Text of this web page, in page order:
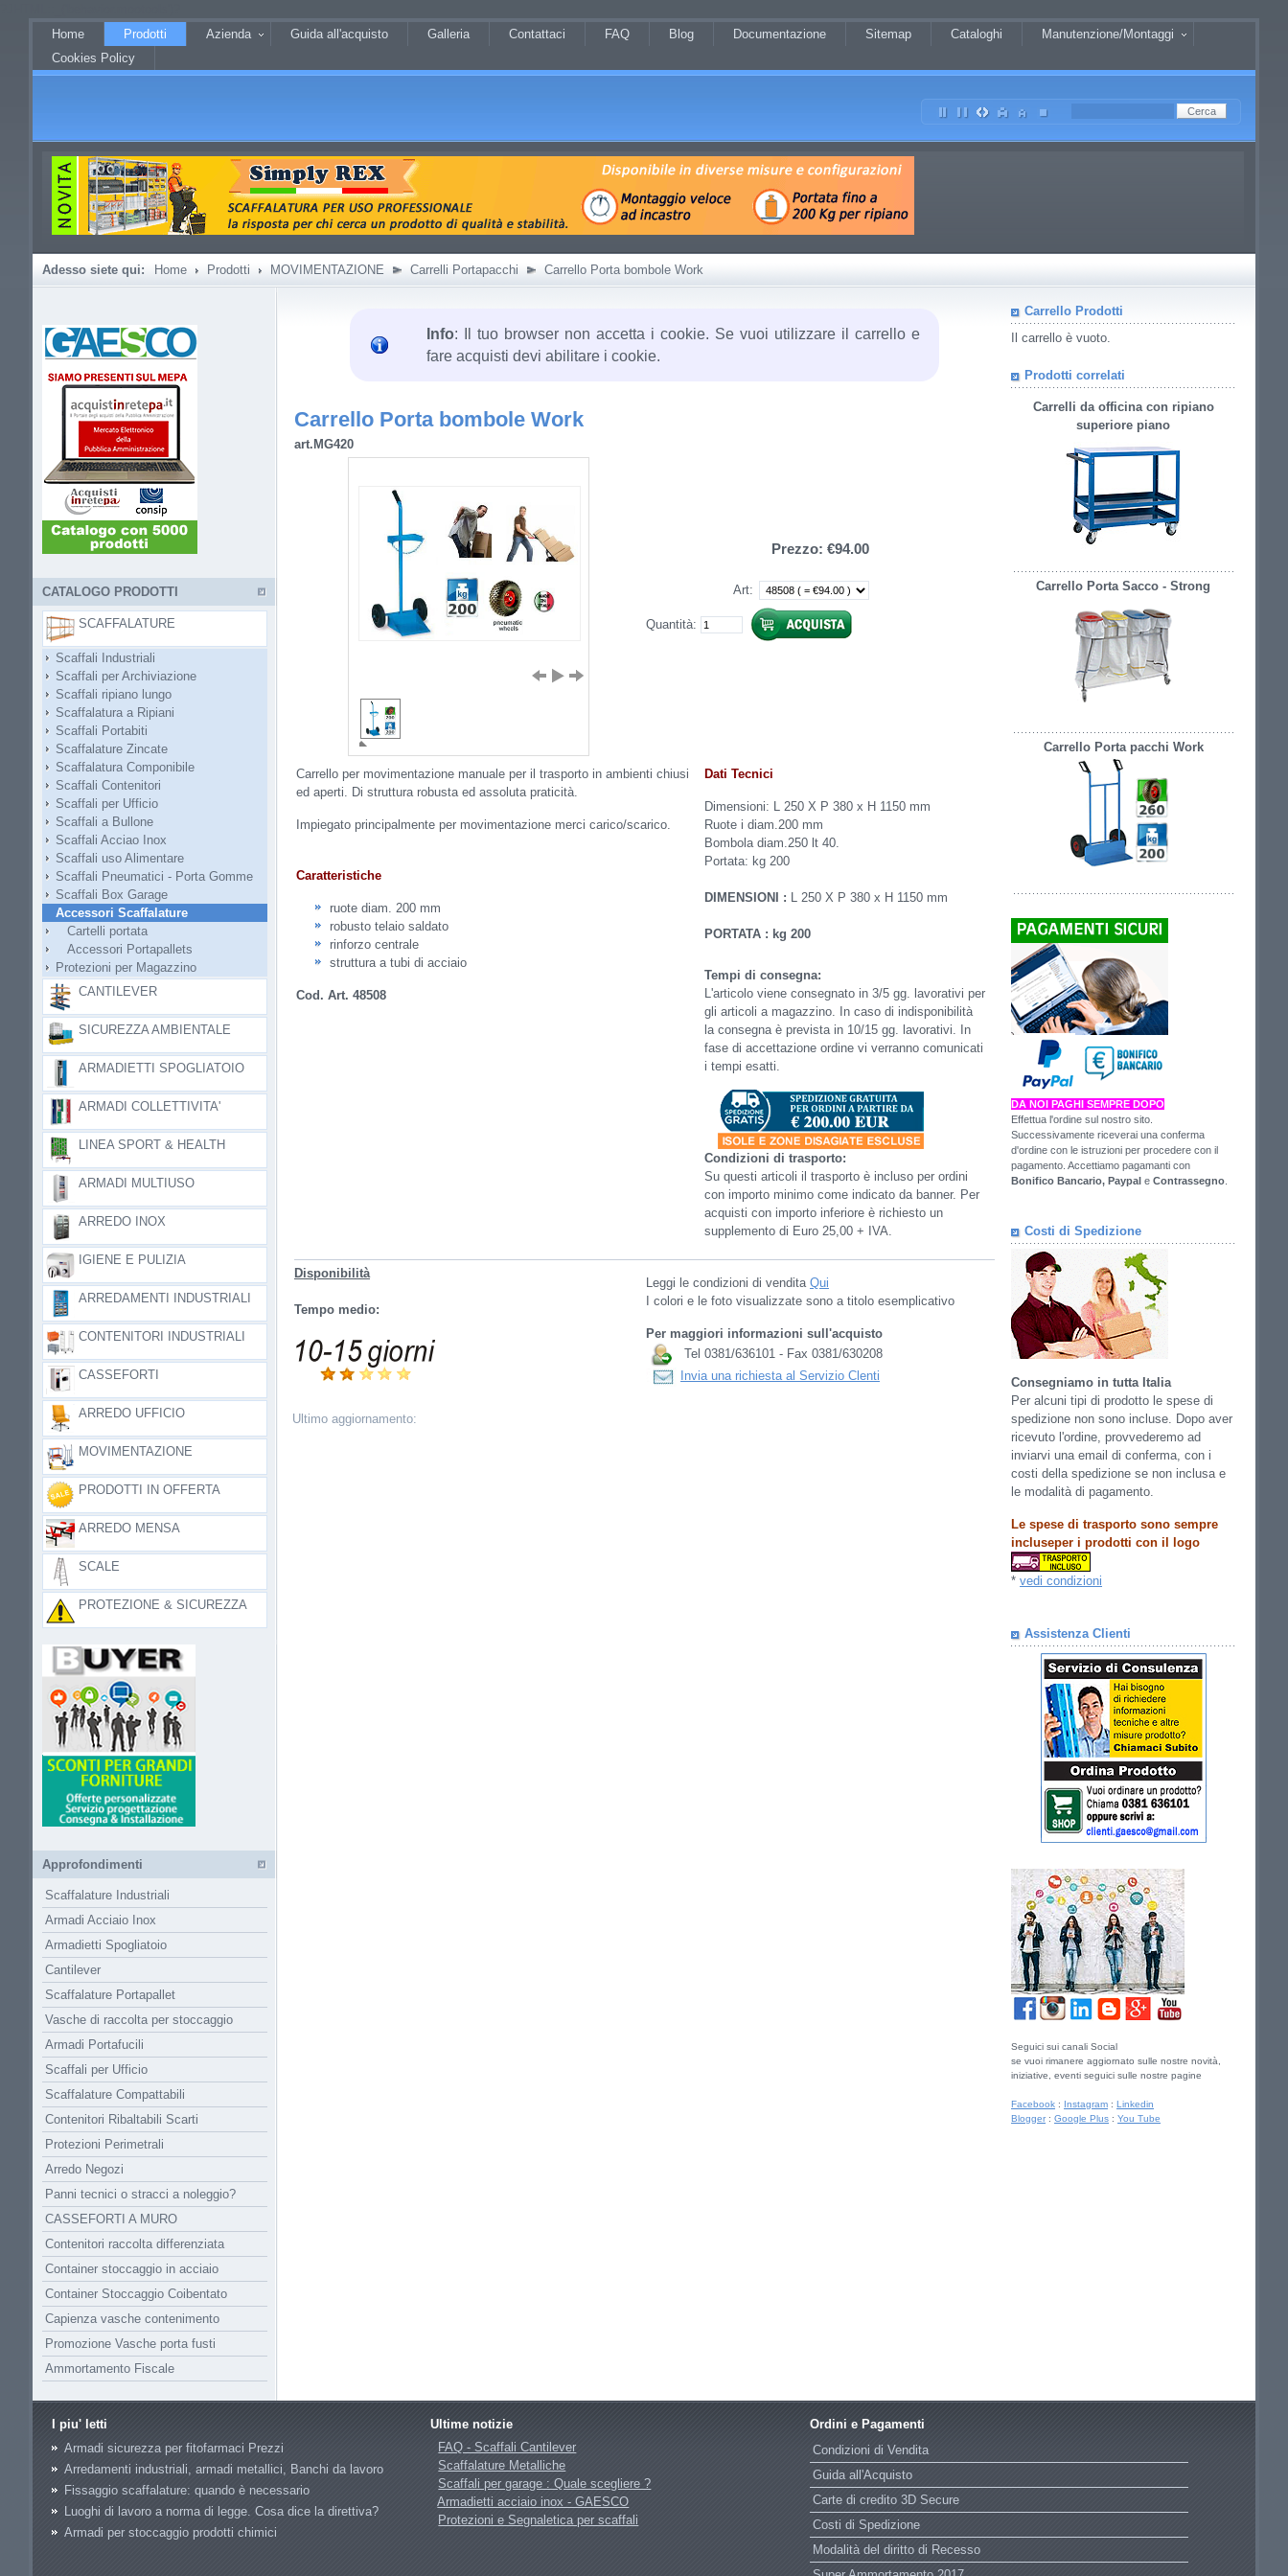
Home
Prodotti Azienda Guida all'acquisto Galleria Contattaci FAQ Blog Documentazione Sitemap Cataloghi
Manutenzione/Montaggi
Cookies Policy
Adesso siete qui: Home Prodotti MOVIMENTAZIONE Carrelli Portapacchi Carrello Porta bombole Work
Info: Il tuo browser non accetta i cookie. Se vuoi utilizzare il carrello e
fare acquisti devi abilitare i cookie.
Carrello Porta bombole Work
art.MG420
Prezzo: €94.00
Art:
Quantità:
Carrello per movimentazione manuale per il trasporto in ambienti chiusi
ed aperti. Di struttura robusta ed assoluta praticità.
Impiegato principalmente per movimentazione merci carico/scarico.
Caratteristiche
ruote diam. 200 mm
robusto telaio saldato
rinforzo centrale
struttura a tubi di acciaio
Cod. Art. 48508
Dati Tecnici
Dimensioni: L 250 X P 380 x H 1150 mm
Ruote i diam.200 mm
Bombola diam.250 lt 40.
Portata: kg 200
DIMENSIONI : L 250 X P 380 x H 1150 mm
PORTATA : kg 200
Tempi di consegna:
L'articolo viene consegnato in 3/5 gg. lavorativi per
gli articoli a magazzino. In caso di indisponibilità
la consegna è prevista in 10/15 gg. lavorativi. In
fase di accettazione ordine vi verranno comunicati
i tempi esatti.
Condizioni di trasporto:
Su questi articoli il trasporto è incluso per ordini
con importo minimo come indicato da banner. Per
acquisti con importo inferiore è richiesto un
supplemento di Euro 25,00 + IVA.
Disponibilità
Tempo medio:
Leggi le condizioni di vendita Qui
I colori e le foto visualizzate sono a titolo esemplicativo
Per maggiori informazioni sull'acquisto
Tel 0381/636101 - Fax 0381/630208
Invia una richiesta al Servizio Clenti
Ultimo aggiornamento:
CATALOGO PRODOTTI
SCAFFALATURE
Scaffali Industriali
Scaffali per Archiviazione
Scaffali ripiano lungo
Scaffalatura a Ripiani
Scaffali Portabiti
Scaffalature Zincate
Scaffalatura Componibile
Scaffali Contenitori
Scaffali per Ufficio
Scaffali a Bullone
Scaffali Acciao Inox
Scaffali uso Alimentare
Scaffali Pneumatici - Porta Gomme
Scaffali Box Garage
Accessori Scaffalature
Cartelli portata
Accessori Portapallets
Protezioni per Magazzino
CANTILEVER
SICUREZZA AMBIENTALE
ARMADIETTI SPOGLIATOIO
ARMADI COLLETTIVITA'
LINEA SPORT & HEALTH
ARMADI MULTIUSO
ARREDO INOX
IGIENE E PULIZIA
ARREDAMENTI INDUSTRIALI
CONTENITORI INDUSTRIALI
CASSEFORTI
ARREDO UFFICIO
MOVIMENTAZIONE
PRODOTTI IN OFFERTA
ARREDO MENSA
SCALE
PROTEZIONE & SICUREZZA
Approfondimenti
Scaffalature Industriali
Armadi Acciaio Inox
Armadietti Spogliatoio
Cantilever
Scaffalature Portapallet
Vasche di raccolta per stoccaggio
Armadi Portafucili
Scaffali per Ufficio
Scaffalature Compattabili
Contenitori Ribaltabili Scarti
Protezioni Perimetrali
Arredo Negozi
Panni tecnici o stracci a noleggio?
CASSEFORTI A MURO
Contenitori raccolta differenziata
Container stoccaggio in acciaio
Container Stoccaggio Coibentato
Capienza vasche contenimento
Promozione Vasche porta fusti
Ammortamento Fiscale
Carrello Prodotti
Il carrello è vuoto.
Prodotti correlati
Carrelli da officina con ripiano
superiore piano
Carrello Porta Sacco - Strong
Carrello Porta pacchi Work
DA NOI PAGHI SEMPRE DOPO
Effettua l'ordine sul nostro sito.
Successivamente riceverai una conferma
d'ordine con le istruzioni per procedere con il
pagamento. Accettiamo pagamanti con
Bonifico Bancario, PaypaleContrassegno
Costi di Spedizione
Consegniamo in tutta Italia
Per alcuni tipi di prodotto le spese di
spedizione non sono incluse. Dopo aver
ricevuto l'ordine, provvederemo ad
inviarvi una email di conferma, con i
costi della spedizione se non inclusa e
le modalità di pagamento.
Le spese di trasporto sono sempre
incluseper i prodotti con il logo
*vedi condizioni
Assistenza Clienti
Seguici sui canali Social
se vuoi rimanere aggiornato sulle nostre novità,
iniziative, eventi seguici sulle nostre pagine
Facebook : Instagram :Linkedin
Blogger:Google Plus :You Tube
I piu' letti
Armadi sicurezza per fitofarmaci Prezzi
Arredamenti industriali, armadi metallici, Banchi da lavoro
Fissaggio scaffalature: quando è necessario
Luoghi di lavoro a norma di legge. Cosa dice la direttiva?
Armadi per stoccaggio prodotti chimici
Ultime notizie
FAQ - Scaffali Cantilever
Scaffalature Metalliche
Scaffali per garage : Quale scegliere ?
Armadietti acciaio inox - GAESCO
Protezioni e Segnaletica per scaffali
Ordini e Pagamenti
Condizioni di Vendita
Guida all'Acquisto
Carte di credito 3D Secure
Costi di Spedizione
Modalità del diritto di Recesso